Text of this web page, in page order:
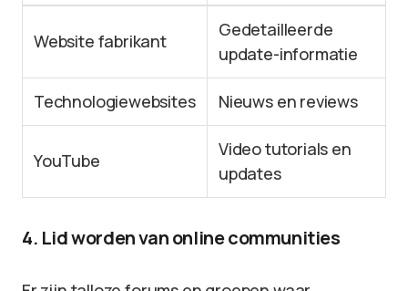
Website fabrikant
Gedetailleerde
update-informatie
Technologiewebsites Nieuws en reviews
YouTube
Video tutorials en
updates
4. Lid worden van online communities